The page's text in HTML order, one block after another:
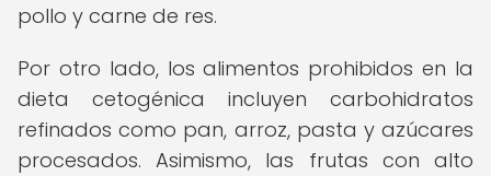
pollo y carne de res.
Por otro lado, los alimentos prohibidos en la
dieta cetogénica incluyen carbohidratos
refinados como pan, arroz, pasta y azúcares
procesados. Asimismo, las frutas con alto